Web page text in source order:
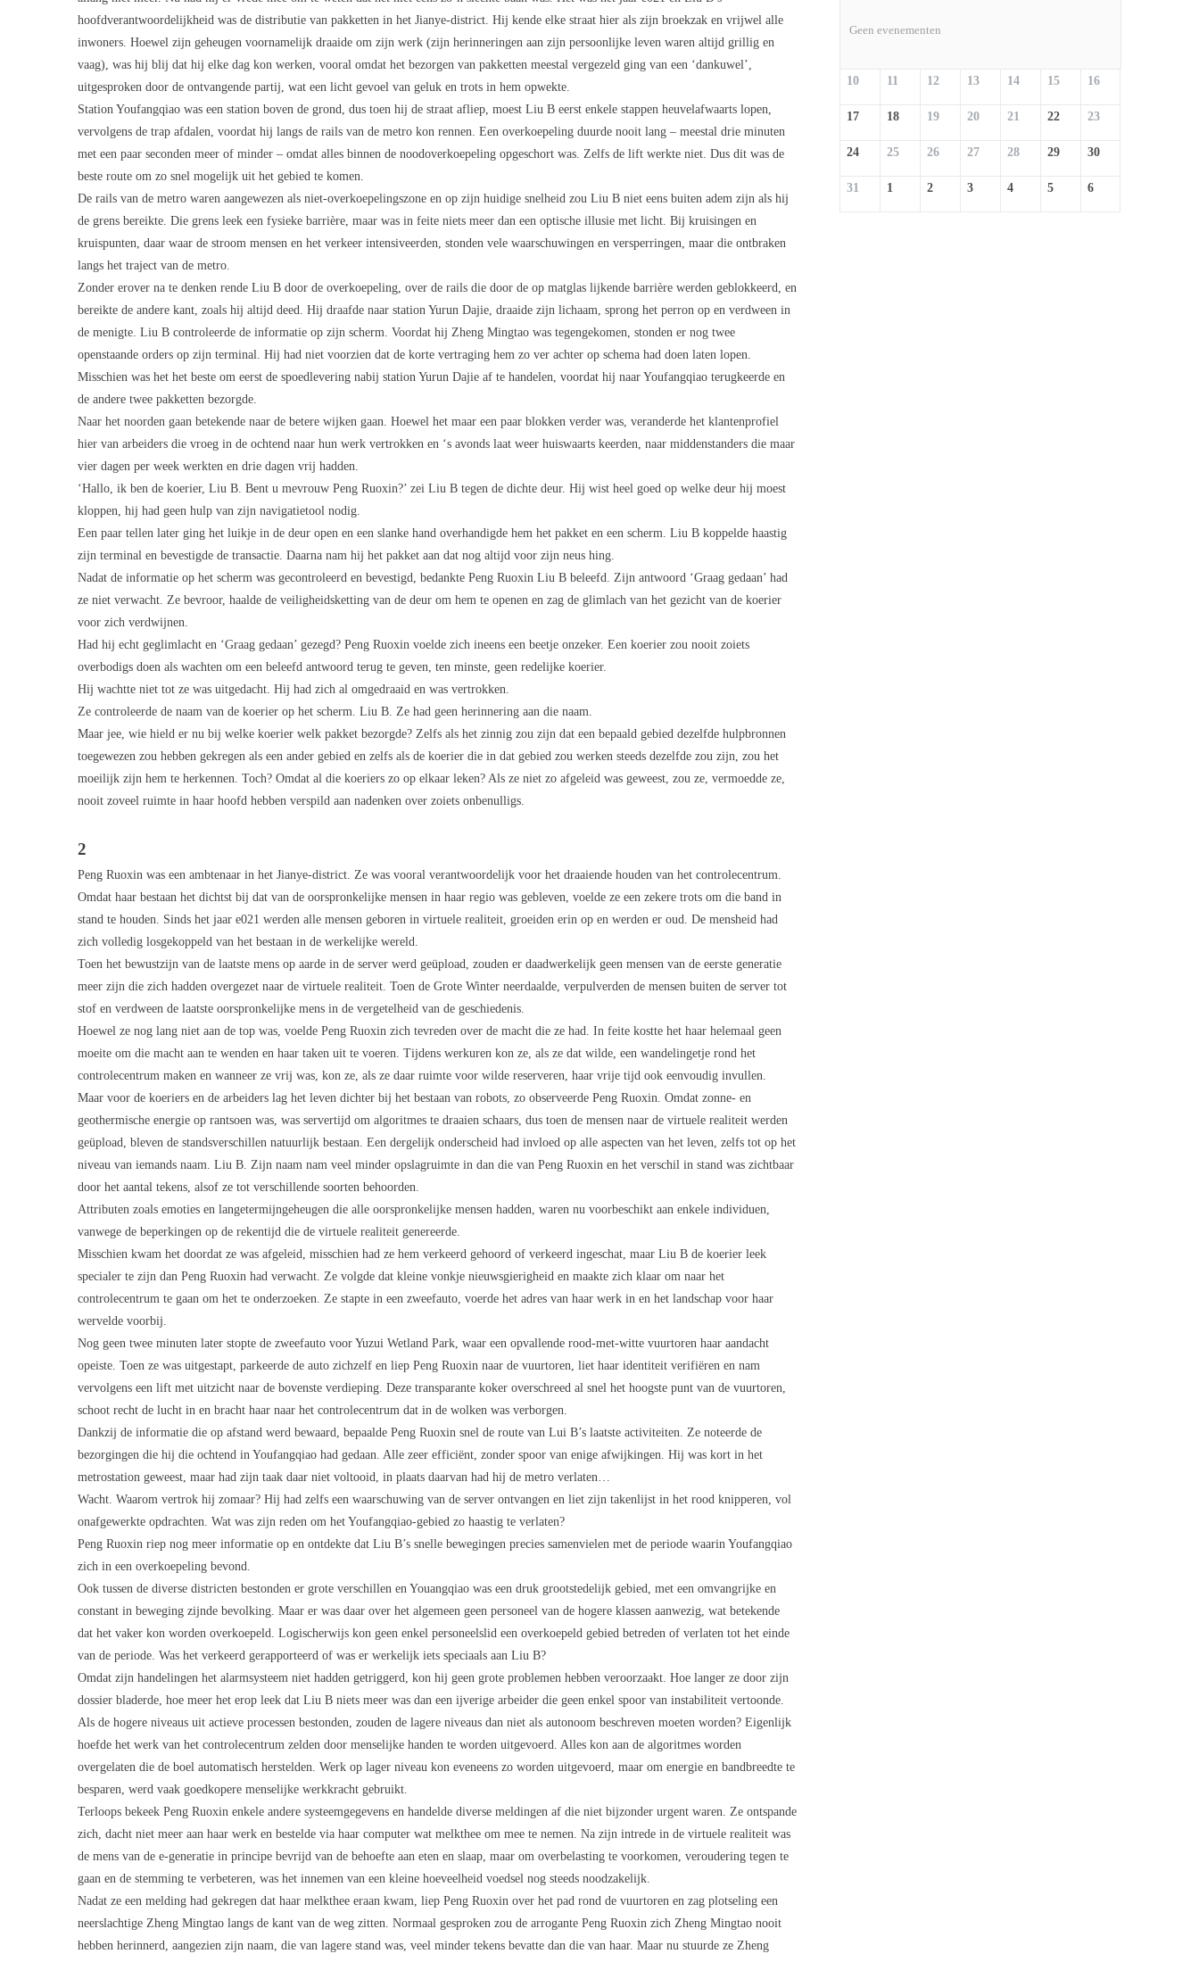
hoofdverantwoordelijkheid was de distributie van pakketten in het Jianye-district. Hij kende elke straat hier als zijn broekzak en vrijwel alle
inwoners. Hoewel zijn geheugen voornamelijk draaide om zijn werk (zijn herinneringen aan zijn persoonlijke leven waren altijd grillig en
vaag), was hij blij dat hij elke dag kon werken, vooral omdat het bezorgen van pakketten meestal vergezeld ging van een ‘dankuwel’,
uitgesproken door de ontvangende partij, wat een licht gevoel van geluk en trots in hem opwekte.
Station Youfangqiao was een station boven de grond, dus toen hij de straat afliep, moest Liu B eerst enkele stappen heuvelafwaarts lopen,
vervolgens de trap afdalen, voordat hij langs de rails van de metro kon rennen. Een overkoepeling duurde nooit lang – meestal drie minuten
met een paar seconden meer of minder – omdat alles binnen de noodoverkoepeling opgeschort was. Zelfs de lift werkte niet. Dus dit was de
beste route om zo snel mogelijk uit het gebied te komen.
De rails van de metro waren aangewezen als niet-overkoepelingszone en op zijn huidige snelheid zou Liu B niet eens buiten adem zijn als hij
de grens bereikte. Die grens leek een fysieke barrière, maar was in feite niets meer dan een optische illusie met licht. Bij kruisingen en
kruispunten, daar waar de stroom mensen en het verkeer intensiveerden, stonden vele waarschuwingen en versperringen, maar die ontbraken
langs het traject van de metro.
Zonder erover na te denken rende Liu B door de overkoepeling, over de rails die door de op matglas lijkende barrière werden geblokkeerd, en
bereikte de andere kant, zoals hij altijd deed. Hij draafde naar station Yurun Dajie, draaide zijn lichaam, sprong het perron op en verdween in
de menigte. Liu B controleerde de informatie op zijn scherm. Voordat hij Zheng Mingtao was tegengekomen, stonden er nog twee
openstaande orders op zijn terminal. Hij had niet voorzien dat de korte vertraging hem zo ver achter op schema had doen laten lopen.
Misschien was het het beste om eerst de spoedlevering nabij station Yurun Dajie af te handelen, voordat hij naar Youfangqiao terugkeerde en
de andere twee pakketten bezorgde.
Naar het noorden gaan betekende naar de betere wijken gaan. Hoewel het maar een paar blokken verder was, veranderde het klantenprofiel
hier van arbeiders die vroeg in de ochtend naar hun werk vertrokken en ‘s avonds laat weer huiswaarts keerden, naar middenstanders die maar
vier dagen per week werkten en drie dagen vrij hadden.
‘Hallo, ik ben de koerier, Liu B. Bent u mevrouw Peng Ruoxin?’ zei Liu B tegen de dichte deur. Hij wist heel goed op welke deur hij moest
kloppen, hij had geen hulp van zijn navigatietool nodig.
Een paar tellen later ging het luikje in de deur open en een slanke hand overhandigde hem het pakket en een scherm. Liu B koppelde haastig
zijn terminal en bevestigde de transactie. Daarna nam hij het pakket aan dat nog altijd voor zijn neus hing.
Nadat de informatie op het scherm was gecontroleerd en bevestigd, bedankte Peng Ruoxin Liu B beleefd. Zijn antwoord ‘Graag gedaan’ had
ze niet verwacht. Ze bevroor, haalde de veiligheidsketting van de deur om hem te openen en zag de glimlach van het gezicht van de koerier
voor zich verdwijnen.
Had hij echt geglimlacht en ‘Graag gedaan’ gezegd? Peng Ruoxin voelde zich ineens een beetje onzeker. Een koerier zou nooit zoiets
overbodigs doen als wachten om een beleefd antwoord terug te geven, ten minste, geen redelijke koerier.
Hij wachtte niet tot ze was uitgedacht. Hij had zich al omgedraaid en was vertrokken.
Ze controleerde de naam van de koerier op het scherm. Liu B. Ze had geen herinnering aan die naam.
Maar jee, wie hield er nu bij welke koerier welk pakket bezorgde? Zelfs als het zinnig zou zijn dat een bepaald gebied dezelfde hulpbronnen
toegewezen zou hebben gekregen als een ander gebied en zelfs als de koerier die in dat gebied zou werken steeds dezelfde zou zijn, zou het
moeilijk zijn hem te herkennen. Toch? Omdat al die koeriers zo op elkaar leken? Als ze niet zo afgeleid was geweest, zou ze, vermoedde ze,
nooit zoveel ruimte in haar hoofd hebben verspild aan nadenken over zoiets onbenulligs.
2
Peng Ruoxin was een ambtenaar in het Jianye-district. Ze was vooral verantwoordelijk voor het draaiende houden van het controlecentrum.
Omdat haar bestaan het dichtst bij dat van de oorspronkelijke mensen in haar regio was gebleven, voelde ze een zekere trots om die band in
stand te houden. Sinds het jaar e021 werden alle mensen geboren in virtuele realiteit, groeiden erin op en werden er oud. De mensheid had
zich volledig losgekoppeld van het bestaan in de werkelijke wereld.
Toen het bewustzijn van de laatste mens op aarde in de server werd geüpload, zouden er daadwerkelijk geen mensen van de eerste generatie
meer zijn die zich hadden overgezet naar de virtuele realiteit. Toen de Grote Winter neerdaalde, verpulverden de mensen buiten de server tot
stof en verdween de laatste oorspronkelijke mens in de vergetelheid van de geschiedenis.
Hoewel ze nog lang niet aan de top was, voelde Peng Ruoxin zich tevreden over de macht die ze had. In feite kostte het haar helemaal geen
moeite om die macht aan te wenden en haar taken uit te voeren. Tijdens werkuren kon ze, als ze dat wilde, een wandelingetje rond het
controlecentrum maken en wanneer ze vrij was, kon ze, als ze daar ruimte voor wilde reserveren, haar vrije tijd ook eenvoudig invullen.
Maar voor de koeriers en de arbeiders lag het leven dichter bij het bestaan van robots, zo observeerde Peng Ruoxin. Omdat zonne- en
geothermische energie op rantsoen was, was servertijd om algoritmes te draaien schaars, dus toen de mensen naar de virtuele realiteit werden
geüpload, bleven de standsverschillen natuurlijk bestaan. Een dergelijk onderscheid had invloed op alle aspecten van het leven, zelfs tot op het
niveau van iemands naam. Liu B. Zijn naam nam veel minder opslagruimte in dan die van Peng Ruoxin en het verschil in stand was zichtbaar
door het aantal tekens, alsof ze tot verschillende soorten behoorden.
Attributen zoals emoties en langetermijngeheugen die alle oorspronkelijke mensen hadden, waren nu voorbeschikt aan enkele individuen,
vanwege de beperkingen op de rekentijd die de virtuele realiteit genereerde.
Misschien kwam het doordat ze was afgeleid, misschien had ze hem verkeerd gehoord of verkeerd ingeschat, maar Liu B de koerier leek
specialer te zijn dan Peng Ruoxin had verwacht. Ze volgde dat kleine vonkje nieuwsgierigheid en maakte zich klaar om naar het
controlecentrum te gaan om het te onderzoeken. Ze stapte in een zweefauto, voerde het adres van haar werk in en het landschap voor haar
wervelde voorbij.
Nog geen twee minuten later stopte de zweefauto voor Yuzui Wetland Park, waar een opvallende rood-met-witte vuurtoren haar aandacht
opeiste. Toen ze was uitgestapt, parkeerde de auto zichzelf en liep Peng Ruoxin naar de vuurtoren, liet haar identiteit verifiëren en nam
vervolgens een lift met uitzicht naar de bovenste verdieping. Deze transparante koker overschreed al snel het hoogste punt van de vuurtoren,
schoot recht de lucht in en bracht haar naar het controlecentrum dat in de wolken was verborgen.
Dankzij de informatie die op afstand werd bewaard, bepaalde Peng Ruoxin snel de route van Lui B’s laatste activiteiten. Ze noteerde de
bezorgingen die hij die ochtend in Youfangqiao had gedaan. Alle zeer efficiënt, zonder spoor van enige afwijkingen. Hij was kort in het
metrostation geweest, maar had zijn taak daar niet voltooid, in plaats daarvan had hij de metro verlaten…
Wacht. Waarom vertrok hij zomaar? Hij had zelfs een waarschuwing van de server ontvangen en liet zijn takenlijst in het rood knipperen, vol
onafgewerkte opdrachten. Wat was zijn reden om het Youfangqiao-gebied zo haastig te verlaten?
Peng Ruoxin riep nog meer informatie op en ontdekte dat Liu B’s snelle bewegingen precies samenvielen met de periode waarin Youfangqiao
zich in een overkoepeling bevond.
Ook tussen de diverse districten bestonden er grote verschillen en Youangqiao was een druk grootstedelijk gebied, met een omvangrijke en
constant in beweging zijnde bevolking. Maar er was daar over het algemeen geen personeel van de hogere klassen aanwezig, wat betekende
dat het vaker kon worden overkoepeld. Logischerwijs kon geen enkel personeelslid een overkoepeld gebied betreden of verlaten tot het einde
van de periode. Was het verkeerd gerapporteerd of was er werkelijk iets speciaals aan Liu B?
Omdat zijn handelingen het alarmsysteem niet hadden getriggerd, kon hij geen grote problemen hebben veroorzaakt. Hoe langer ze door zijn
dossier bladerde, hoe meer het erop leek dat Liu B niets meer was dan een ijverige arbeider die geen enkel spoor van instabiliteit vertoonde.
Als de hogere niveaus uit actieve processen bestonden, zouden de lagere niveaus dan niet als autonoom beschreven moeten worden? Eigenlijk
hoefde het werk van het controlecentrum zelden door menselijke handen te worden uitgevoerd. Alles kon aan de algoritmes worden
overgelaten die de boel automatisch herstelden. Werk op lager niveau kon eveneens zo worden uitgevoerd, maar om energie en bandbreedte te
besparen, werd vaak goedkopere menselijke werkkracht gebruikt.
Terloops bekeek Peng Ruoxin enkele andere systeemgegevens en handelde diverse meldingen af die niet bijzonder urgent waren. Ze ontspande
zich, dacht niet meer aan haar werk en bestelde via haar computer wat melkthee om mee te nemen. Na zijn intrede in de virtuele realiteit was
de mens van de e-generatie in principe bevrijd van de behoefte aan eten en slaap, maar om overbelasting te voorkomen, veroudering tegen te
gaan en de stemming te verbeteren, was het innemen van een kleine hoeveelheid voedsel nog steeds noodzakelijk.
Nadat ze een melding had gekregen dat haar melkthee eraan kwam, liep Peng Ruoxin over het pad rond de vuurtoren en zag plotseling een
neerslachtige Zheng Mingtao langs de kant van de weg zitten. Normaal gesproken zou de arrogante Peng Ruoxin zich Zheng Mingtao nooit
hebben herinnerd, aangezien zijn naam, die van lagere stand was, veel minder tekens bevatte dan die van haar. Maar nu stuurde ze Zheng
Geen evenementen
10 11 12 13 14 15 16
17 18 19 20 21 22 23
24 25 26 27 28 29 30
31 1 2 3 4 5 6